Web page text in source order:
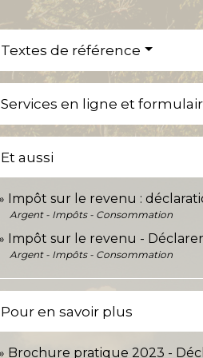
Textes de référence
Services en ligne et
Et aussi
Impôt sur le revenu :
Argent - Impôts - Consommation
Impôt sur le revenu -
Argent - Impôts - Consommation
Pour en savoir plus
Brochure pratique 2023 -